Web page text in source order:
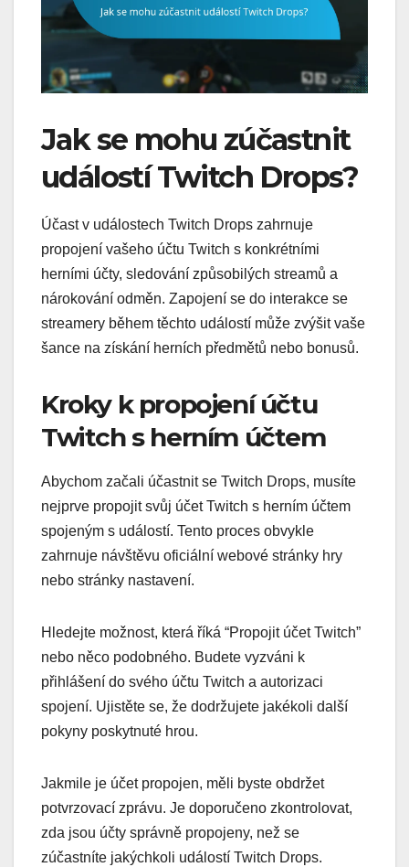
Jak se mohu zúčastnit
událostí Twitch Drops?
Účast v událostech Twitch Drops zahrnuje
propojení vašeho účtu Twitch s konkrétními
herními účty, sledování způsobilých streamů a
nárokování odměn. Zapojení se do interakce se
streamery během těchto událostí může zvýšit vaše
šance na získání herních předmětů nebo bonusů.
Kroky k propojení účtu
Twitch s herním účtem
Abychom začali účastnit se Twitch Drops, musíte
nejprve propojit svůj účet Twitch s herním účtem
spojeným s událostí. Tento proces obvykle
zahrnuje návštěvu oficiální webové stránky hry
nebo stránky nastavení.
Hledejte možnost, která říká “Propojit účet Twitch”
nebo něco podobného. Budete vyzváni k
přihlášení do svého účtu Twitch a autorizaci
spojení. Ujistěte se, že dodržujete jakékoli další
pokyny poskytnuté hrou.
Jakmile je účet propojen, měli byste obdržet
potvrzovací zprávu. Je doporučeno zkontrolovat,
zda jsou účty správně propojeny, než se
zúčastníte jakýchkoli událostí Twitch Drops.